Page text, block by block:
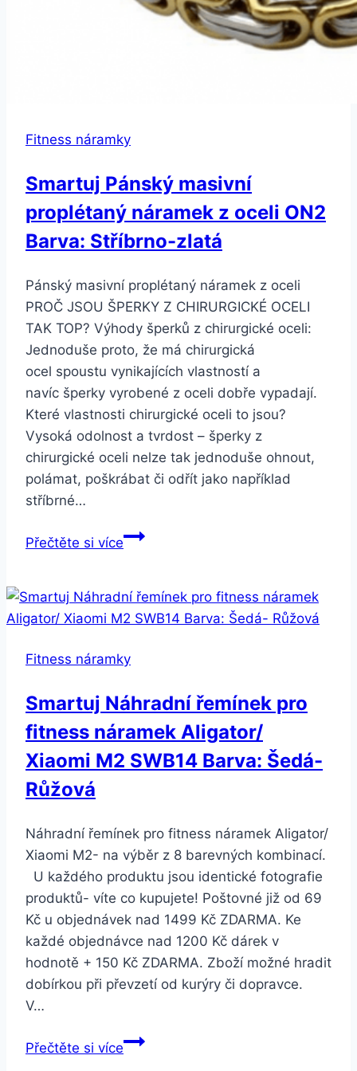
Fitness náramky
Smartuj Pánský masivní
proplétaný náramek z oceli ON2
Barva: Stříbrno-zlatá
Pánský masivní proplétaný náramek z oceli
PROČ JSOU ŠPERKY Z CHIRURGICKÉ OCELI
TAK TOP? Výhody šperků z chirurgické oceli:
Jednoduše proto, že má chirurgická
ocel spoustu vynikajících vlastností a
navíc šperky vyrobené z oceli dobře vypadají.
Které vlastnosti chirurgické oceli to jsou?
Vysoká odolnost a tvrdost – šperky z
chirurgické oceli nelze tak jednoduše ohnout,
polámat, poškrábat či odřít jako například
stříbrné…
Přečtěte si víceSmartuj
proplétaný
náramek
oceli
Barva:
Stříbrno-
zlatá
Fitness náramky
Smartuj Náhradní řemínek pro
fitness náramek Aligator/
Xiaomi M2 SWB14 Barva: Šedá-
Růžová
Náhradní řemínek pro fitness náramek Aligator/
Xiaomi M2- na výběr z 8 barevných kombinací.
U každého produktu jsou identické fotografie
produktů- víte co kupujete! Poštovné již od 69
Kč u objednávek nad 1499 Kč ZDARMA. Ke
každé objednávce nad 1200 Kč dárek v
hodnotě + 150 Kč ZDARMA. Zboží možné hradit
dobírkou při převzetí od kurýry či dopravce.
V…
Přečtěte si víceSmartuj